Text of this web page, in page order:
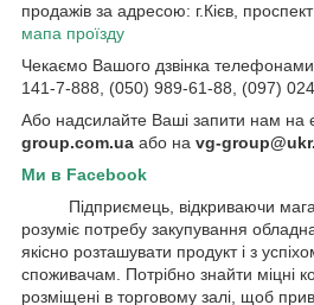
продажів за адресою: г.Кієв,
мапа проїзду
Чекаємо Вашого дзвінка
141-7-888, (050) 989-61-88, (097)
Або надсилайте Ваші запити нам на
group.com.ua або на vg-
Ми в Facebook
Підприємець, відкриваючи
розуміє потребу закупування
якісно розташувати продукт і з
споживачам. Потрібно знайти міцні
розміщені в торговому залі, щоб